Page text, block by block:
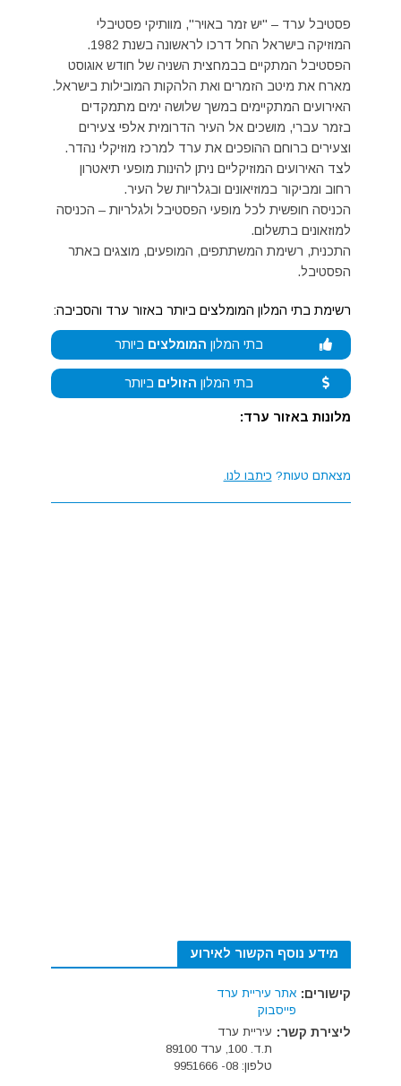
פסטיבל ערד – "יש זמר באויר", מוותיקי פסטיבלי
המוזיקה בישראל החל דרכו לראשונה בשנת 1982.
הפסטיבל המתקיים בבמחצית השניה של חודש אוגוסט
מארח את מיטב הזמרים ואת הלהקות המובילות בישראל.
האירועים המתקיימים במשך שלושה ימים מתמקדים
בזמר עברי, מושכים אל העיר הדרומית אלפי צעירים
וצעירים ברוחם ההופכים את ערד למרכז מוזיקלי נהדר.
לצד האירועים המוזיקליים ניתן להינות מופעי תיאטרון
רחוב ומביקור במוזיאונים ובגלריות של העיר.
הכניסה חופשית לכל מופעי הפסטיבל ולגלריות – הכניסה
למוזאונים בתשלום.
התכנית, רשימת המשתתפים, המופעים, מוצגים באתר
הפסטיבל.
רשימת בתי המלון המומלצים ביותר באזור ערד והסביבה:
בתי המלון המומלצים ביותר
בתי המלון הזולים ביותר
מלונות באזור ערד:
מצאתם טעות? כיתבו לנו.
מידע נוסף הקשור לאירוע
קישורים: אתר עיריית ערד
פייסבוק
ליצירת קשר: עיריית ערד
ת.ד. 100, ערד 89100
טלפון: 08- 9951666